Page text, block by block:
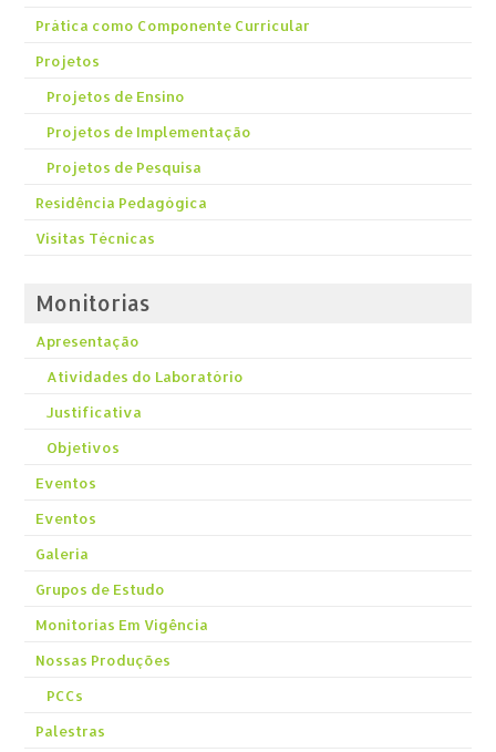
Prática como Componente Curricular
Projetos
Projetos de Ensino
Projetos de Implementação
Projetos de Pesquisa
Residência Pedagógica
Visitas Técnicas
Monitorias
Apresentação
Atividades do Laboratório
Justificativa
Objetivos
Eventos
Eventos
Galeria
Grupos de Estudo
Monitorias Em Vigência
Nossas Produções
PCCs
Palestras